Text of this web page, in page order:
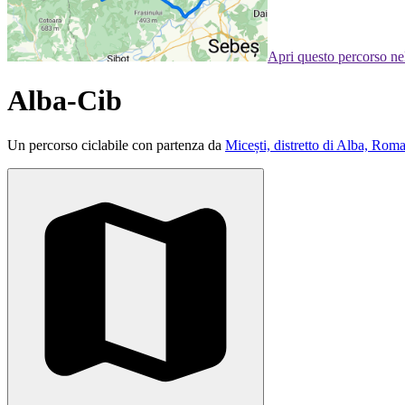
Apri questo percorso
Alba-Cib
Un percorso ciclabile con partenza da Micești, distretto di Alba,